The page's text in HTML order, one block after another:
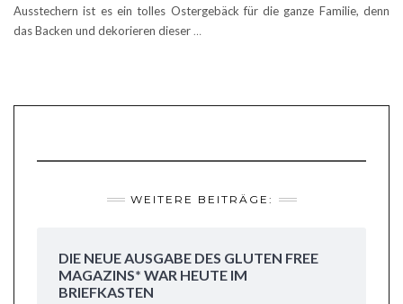
Ausstechern ist es ein tolles Ostergebäck für die ganze Familie, denn
das Backen und dekorieren dieser …
WEITERE BEITRÄGE:
DIE NEUE AUSGABE DES GLUTEN FREE
MAGAZINS* WAR HEUTE IM
BRIEFKASTEN